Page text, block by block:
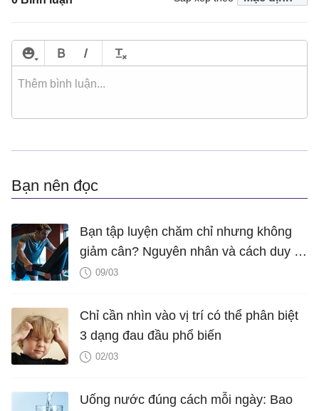
Bạn nên đọc
Bạn tập luyện chăm chỉ nhưng không
giảm cân? Nguyên nhân và cách duy trì
cân nặng hiệu quả
09/03
Chỉ cần nhìn vào vị trí có thể phân biệt
3 dạng đau đầu phổ biến
02/03
Uống nước đúng cách mỗi ngày: Bao